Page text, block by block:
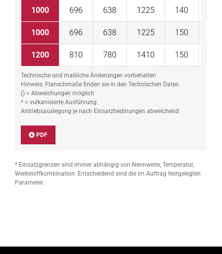
1000 696 638 1225 140
1000 696 638 1225 150
1200 810 780 1410 150
Technische und maßliche Änderungen vorbehalten
Hinweis: Flanschmaße finden sie in den Technischen Daten
() = Abweichungen möglich
* = vulkanisierte Ausführung
Antriebsauslegung je nach Einsatzbedinungen abweichend
PDF
* Einsatzgrenzen sind immer abhängig von Nennweite, Temperatur,
Werkstoffkombination. Entscheidend sind die im Auftrag festgelegten
Parameter.